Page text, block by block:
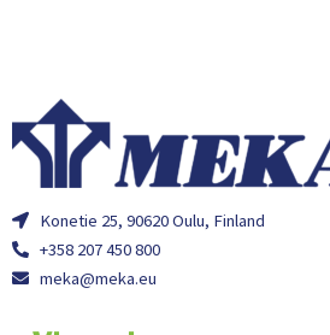
Konetie 25, 90620 Oulu, Finland
+358 207 450 800
meka@meka.eu